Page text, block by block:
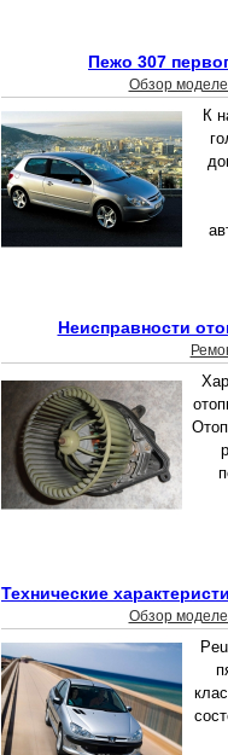
Пежо 307
Обзор
К
Неисправности
Технические
Обзор